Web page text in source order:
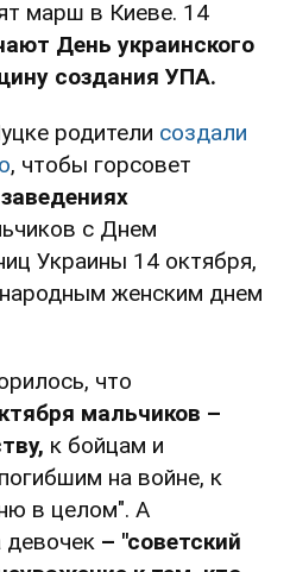
марш в Киеве. 14
День украинского
создания УПА.
родители создали
, чтобы горсовет
с Днем
Украины 14 октября,
женским днем
что
мальчиков –
к бойцам и
на войне, к
в целом". А
девочек – "советский